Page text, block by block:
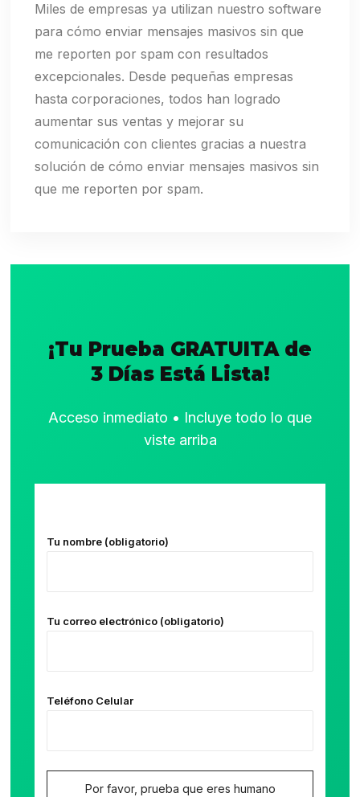
Miles de empresas ya utilizan nuestro software
para cómo enviar mensajes masivos sin que
me reporten por spam con resultados
excepcionales. Desde pequeñas empresas
hasta corporaciones, todos han logrado
aumentar sus ventas y mejorar su
comunicación con clientes gracias a nuestra
solución de cómo enviar mensajes masivos sin
que me reporten por spam.
¡Tu Prueba GRATUITA de
3 Días Está Lista!
Acceso inmediato • Incluye todo lo que
viste arriba
Tu nombre (obligatorio)
Tu correo electrónico (obligatorio)
Teléfono Celular
Por favor, prueba que eres humano